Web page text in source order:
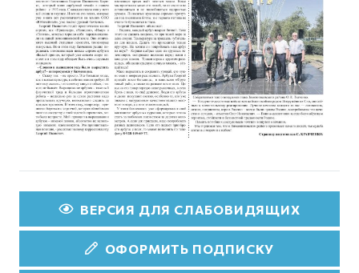
ВЕРСИЯ ДЛЯ СЛАБОВИДЯЩИХ
ОФОРМИТЬ ПОДПИСКУ